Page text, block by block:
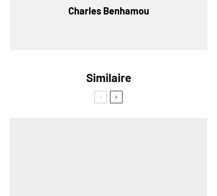
Charles Benhamou
Similaire